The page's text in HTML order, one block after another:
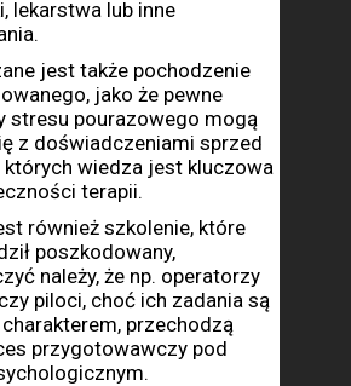
lekarstwa lub inne
jest także pochodzenie
jako że pewne
stresu pourazowego mogą
z doświadczeniami sprzed
których wiedza jest kluczowa
terapii.
również szkolenie, które
poszkodowany,
należy, że np. operatorzy
piloci, choć ich zadania są
przechodzą
przygotowawczy pod